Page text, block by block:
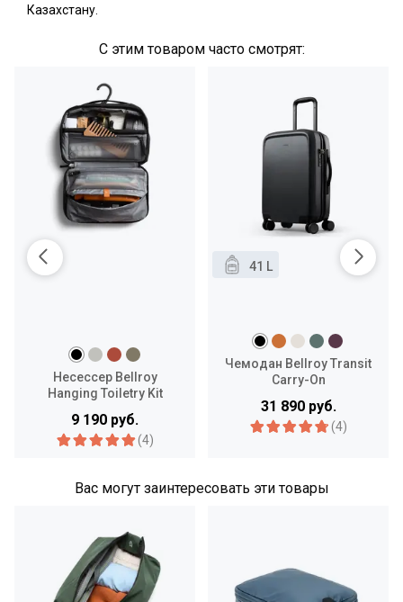
Казахстану.
С этим товаром часто смотрят:
Несессер Bellroy
Hanging Toiletry Kit
9 190 руб.
(4)
41 L
Чемодан Bellroy Transit
Carry-On
31 890 руб.
(4)
Вас могут заинтересовать эти товары